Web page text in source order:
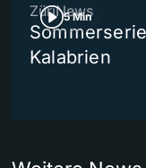
5 Min
ZüriNews
Kalabrien